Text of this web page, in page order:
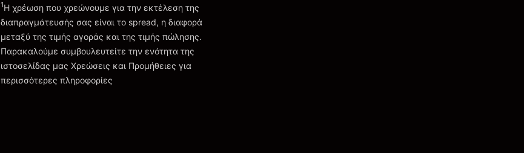
Χρεώσεις και Τέλη
1Η χρέωση που χρεώνουμε για την εκτέλεση της
διαπραγμάτευσής σας είναι το spread, η διαφορά
μεταξύ της τιμής αγοράς και της τιμής πώλησης.
Παρακαλούμε συμβουλευτείτε την ενότητα της
ιστοσελίδας μας Χρεώσεις και Προμήθειες για
περισσότερες πληροφορίες